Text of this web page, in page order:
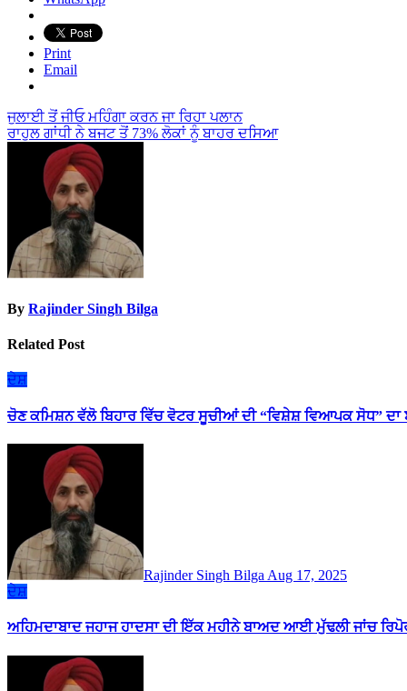
Print
Email
Post
navigation
ਜੁਲਾਈ ਤੋਂ ਜੀਓ ਮਹਿੰਗਾ ਕਰਨ ਜਾ ਰਿਹਾ ਪਲਾਨ
ਰਾਹੁਲ ਗਾਂਧੀ ਨੇ ਬਜਟ ਤੋਂ 73% ਲੋਕਾਂ ਨੂੰ ਬਾਹਰ ਦਸਿਆ
By Rajinder Singh Bilga
Related Post
ਦੇਸ਼
ਚੋਣ ਕਮਿਸ਼ਨ ਵੱਲੋ ਬਿਹਾਰ ਵਿੱਚ ਵੋਟਰ ਸੂਚੀਆਂ ਦੀ “ਵਿਸ਼ੇਸ਼ ਵਿਆਪਕ ਸੋਧ” ਦਾ
Rajinder Singh Bilga Aug 17, 2025
ਦੇਸ਼
ਅਹਿਮਦਾਬਾਦ ਜਹਾਜ ਹਾਦਸਾ ਦੀ ਇੱਕ ਮਹੀਨੇ ਬਾਅਦ ਆਈ ਮੁੱਢਲੀ ਜਾਂਚ